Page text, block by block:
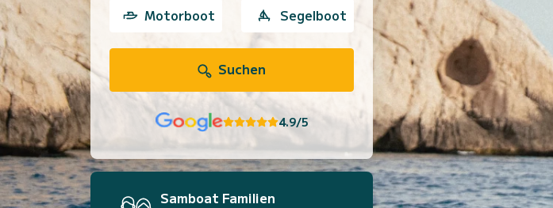
Motorboot Segelboot
Suchen
4.9/5
Samboat Familien